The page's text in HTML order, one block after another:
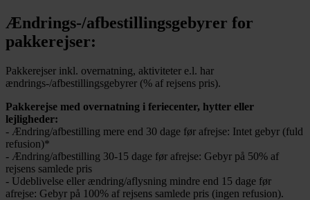
Ændrings-/afbestillingsgebyrer for
pakkerejser:
Pakkerejser inkl. overnatning, aktiviteter e.l. har
ændrings-/afbestillingsgebyrer (% af rejsens pris).
Pakkerejse med overnatning i feriecenter, hytter eller
lejligheder:
- Ændring/afbestilling mere end 30 dage før afrejse: Intet gebyr (fuld
refusion)*
- Ændring/afbestilling 30-15 dage før afrejse: Gebyr på 50% af
rejsens samlede pris
- Udeblivelse eller ændring/aflysning mindre end 15 dage før
afrejse: Gebyr på 100% af rejsens samlede pris (ingen refusion).